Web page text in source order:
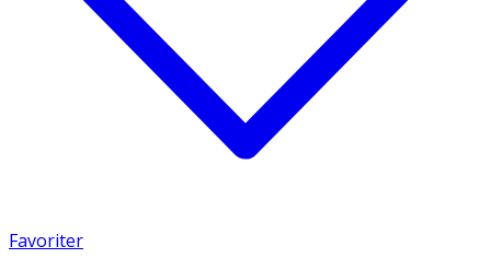
Favoriter